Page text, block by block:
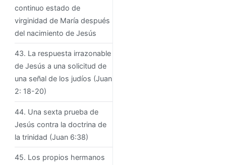
continuo estado de
virginidad de María después
del nacimiento de Jesús
43. La respuesta irrazonable
de Jesús a una solicitud de
una señal de los judíos (Juan
2: 18-20)
44. Una sexta prueba de
Jesús contra la doctrina de
la trinidad (Juan 6:38)
45. Los propios hermanos